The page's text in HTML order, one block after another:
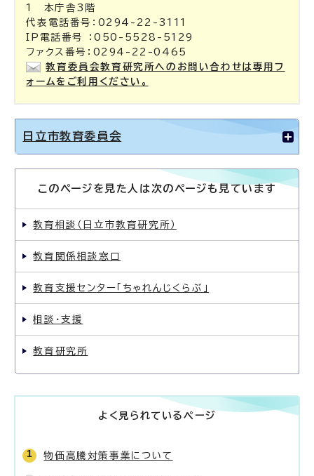
1 本庁舎3階
代表電話番号：0294-22-3111
IP電話番号 ：050-5528-5129
ファクス番号：0294-22-0465
教育委員会教育研究所へのお問い合わせは専用フ
ォームをご利用ください。
日立市教育委員会
このページを見た人は次のページも見ています
教育相談（日立市教育研究所）
教育関係相談窓口
教育支援センター「ちゃれんじくらぶ」
相談・支援
教育研究所
よく見られているページ
物価高騰対策事業について